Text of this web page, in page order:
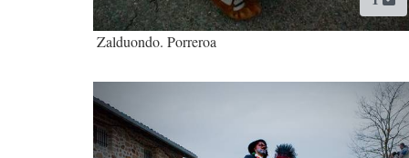
Zalduondo. Porreroa